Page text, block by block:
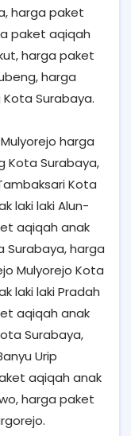
harga paket
paket aqiqah
harga paket
harga
Surabaya.
harga
Kota Surabaya,
Kota
laki laki Alun-
aqiqah anak
Surabaya, harga
Mulyorejo Kota
laki laki Pradah
aqiqah anak
Surabaya,
Urip
aqiqah anak
harga paket